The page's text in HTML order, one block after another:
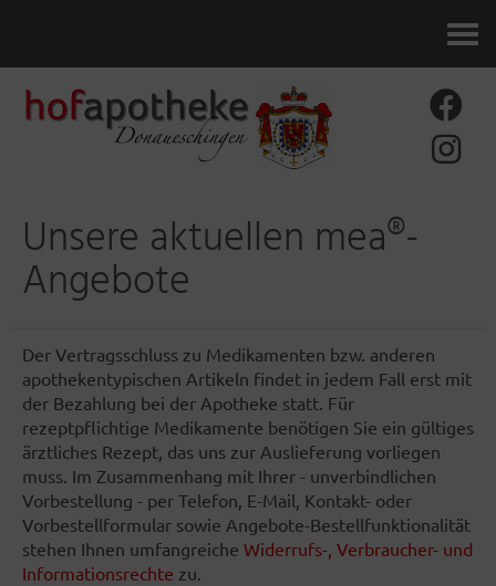
Unsere aktuellen mea®-
Angebote
Der Vertragsschluss zu Medikamenten bzw. anderen
apothekentypischen Artikeln findet in jedem Fall erst mit
der Bezahlung bei der Apotheke statt. Für
rezeptpflichtige Medikamente benötigen Sie ein gültiges
ärztliches Rezept, das uns zur Auslieferung vorliegen
muss. Im Zusammenhang mit Ihrer - unverbindlichen
Vorbestellung - per Telefon, E-Mail, Kontakt- oder
Vorbestellformular sowie Angebote-Bestellfunktionalität
stehen Ihnen umfangreiche Widerrufs-, Verbraucher- und
Informationsrechte zu.